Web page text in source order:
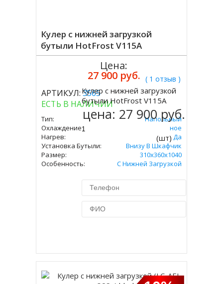
Кулер с нижней загрузкой
бутыли HotFrost V115A
( 1 отзыв )
АРТИКУЛ:3565
ЕСТЬ В НАЛИЧИИ
Тип:
Напольный
Охлаждение:
Компрессорное
Нагрев:
Да
Установка Бутыли:
Внизу В Шкафчик
Размер:
310х360х1040
Особенность:
С Нижней Загрузкой
Цена:
27 900 руб.
Купить
Кулер с нижней загрузкой
бутыли HotFrost V115A
цена: 27 900 руб.
(шт)